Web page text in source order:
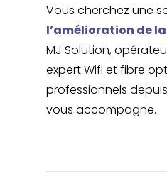
Vous cherchez une
l’amélioration de
MJ Solution,
expert Wifi et fibre
professionnels
vous accompagne.